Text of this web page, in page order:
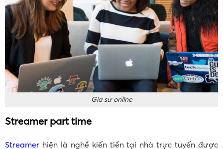
Gia sư online
Streamer part time
Streamer hiện là nghề kiến tiền tại nhà trực tuyến được